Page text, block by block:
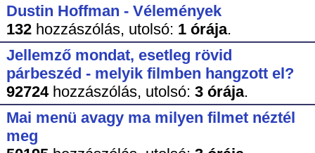
Dustin Hoffman - Vélemények
132hozzászólás, utolsó: 1 órája.
Jellemző mondat, esetleg rövid
párbeszéd - melyik filmben hangzott el?
92724hozzászólás, utolsó: 3 órája.
Mai menü avagy ma milyen filmet néztél
meg